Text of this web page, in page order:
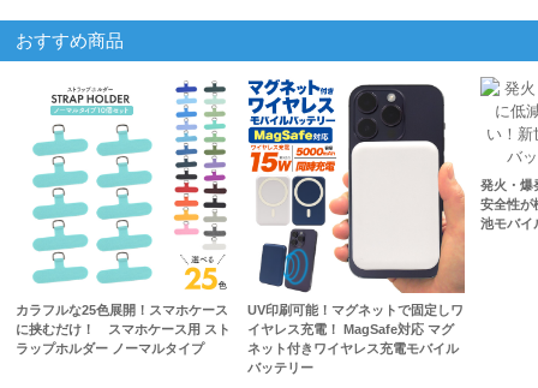
おすすめ商品
カラフルな25色展開！スマホケース
に挟むだけ！ スマホケース用 スト
ラップホルダー ノーマルタイプ
UV印刷可能！マグネットで固定しワ
イヤレス充電！ MagSafe対応 マグ
ネット付きワイヤレス充電モバイル
バッテリー
発火・爆
安全性が
池モバイ